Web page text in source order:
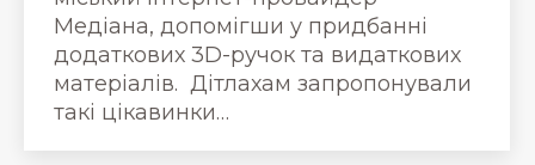
Медіана, допомігши у придбанні
додаткових 3D-ручок та видаткових
матеріалів. Дітлахам запропонували
такі цікавинки…